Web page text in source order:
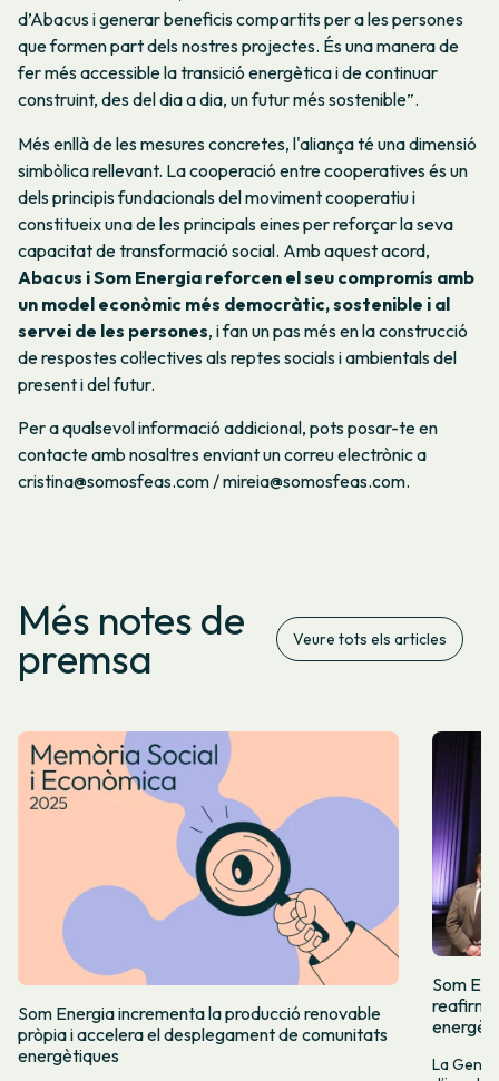
d’Abacus i generar beneficis compartits per a les persones
que formen part dels nostres projectes. És una manera de
fer més accessible la transició energètica i de continuar
construint, des del dia a dia, un futur més sostenible”.
Més enllà de les mesures concretes, l'aliança té una dimensió
simbòlica rellevant. La cooperació entre cooperatives és un
dels principis fundacionals del moviment cooperatiu i
constitueix una de les principals eines per reforçar la seva
capacitat de transformació social. Amb aquest acord,
Abacus i Som Energia reforcen el seu compromís amb
un model econòmic més democràtic, sostenible i al
servei de les persones, i fan un pas més en la construcció
de respostes col·lectives als reptes socials i ambientals del
present i del futur.
Per a qualsevol informació addicional, pots posar-te en
contacte amb nosaltres enviant un correu electrònic a
cristina@somosfeas.com / mireia@somosfeas.com.
Més notes de
premsa Veure tots els articles
Som Energia incrementa la producció renovable
pròpia i accelera el desplegament de comunitats
energètiques
Som
La